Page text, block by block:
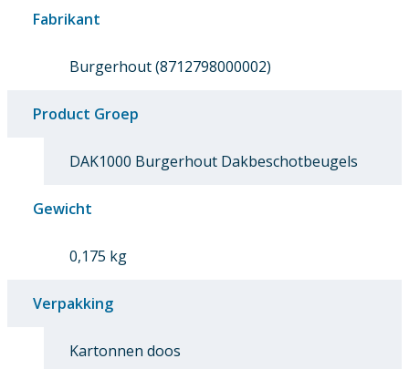
Fabrikant
Burgerhout (8712798000002)
Product Groep
DAK1000 Burgerhout Dakbeschotbeugels
Gewicht
0,175 kg
Verpakking
Kartonnen doos